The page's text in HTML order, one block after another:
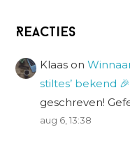
Reacties
Klaas on
stiltes’ bekend 🎉
geschreven!
aug 6, 13:38